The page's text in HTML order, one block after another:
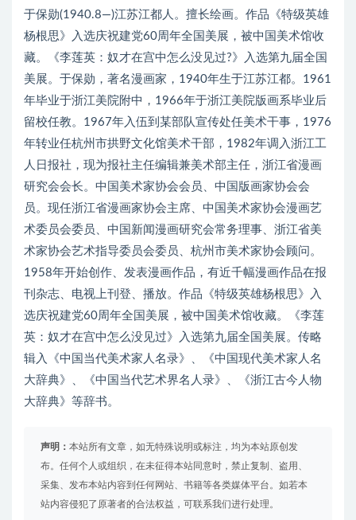
于保勋(1940.8—)江苏江都人。擅长绘画。作品《特级英雄
杨根思》入选庆祝建党60周年全国美展，被中国美术馆收
藏。《李莲英：奴才在宫中怎么没见过?》入选第九届全国
美展。于保勋，著名漫画家，1940年生于江苏江都。1961
年毕业于浙江美院附中，1966年于浙江美院版画系毕业后
留校任教。1967年入伍到某部队宣传处任美术干事，1976
年转业任杭州市拱野文化馆美术干部，1982年调入浙江工
人日报社，现为报社主任编辑兼美术部主任，浙江省漫画
研究会会长。中国美术家协会会员、中国版画家协会会
员。现任浙江省漫画家协会主席、中国美术家协会漫画艺
术委员会委员、中国新闻漫画研究会常务理事、浙江省美
术家协会艺术指导委员会委员、杭州市美术家协会顾问。
1958年开始创作、发表漫画作品，有近千幅漫画作品在报
刊杂志、电视上刊登、播放。作品《特级英雄杨根思》入
选庆祝建党60周年全国美展，被中国美术馆收藏。《李莲
英：奴才在宫中怎么没见过》入选第九届全国美展。传略
辑入《中国当代美术家人名录》、《中国现代美术家人名
大辞典》、《中国当代艺术界名人录》、《浙江古今人物
大辞典》等辞书。
声明： 本站所有文章，如无特殊说明或标注，均为本站原创发
布。任何个人或组织，在未征得本站同意时，禁止复制、盗用、
采集、发布本站内容到任何网站、书籍等各类媒体平台。如若本
站内容侵犯了原著者的合法权益，可联系我们进行处理。